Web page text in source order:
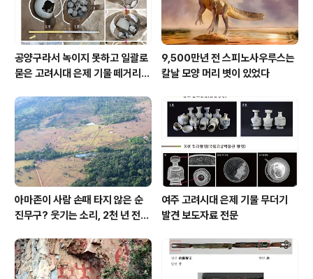
공양구라서 녹이지 못하고 일괄로
묻은 고려시대 은제 기물 떼거리로
9,500만년 전 스피노사우루스는
칼날 모양 머리 볏이 있었다
아마존이 사람 손때 타지 않은 순
진무구? 웃기는 소리, 2천 년 전에
여주 고려시대 은제 기물 무더기
발견 보도자료 전문